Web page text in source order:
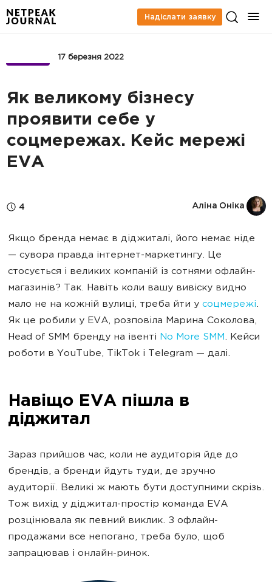
Надіслати заявку
17 березня 2022
Як великому бізнесу
проявити себе у
соцмережах. Кейс мережі
EVA
4 Аліна Оніка
Якщо бренда немає в діджиталі, його немає ніде
— сувора правда інтернет-маркетингу. Це
стосується і великих компаній із сотнями офлайн-
магазинів? Так. Навіть коли вашу вивіску видно
мало не на кожній вулиці, треба йти у соцмережі.
Як це робили у EVA, розповіла Марина Соколова,
Head of SMM бренду на івенті No More SMM. Кейси
роботи в YouTube, TikTok i Telegram — далі.
Навіщо EVA пішла в
діджитал
Зараз прийшов час, коли не аудиторія йде до
брендів, а бренди йдуть туди, де зручно
аудиторії. Великі ж мають бути доступними скрізь.
Тож вихід у діджитал-простір команда EVA
розцінювала як певний виклик. З офлайн-
продажами все непогано, треба було, щоб
запрацював і онлайн-ринок.